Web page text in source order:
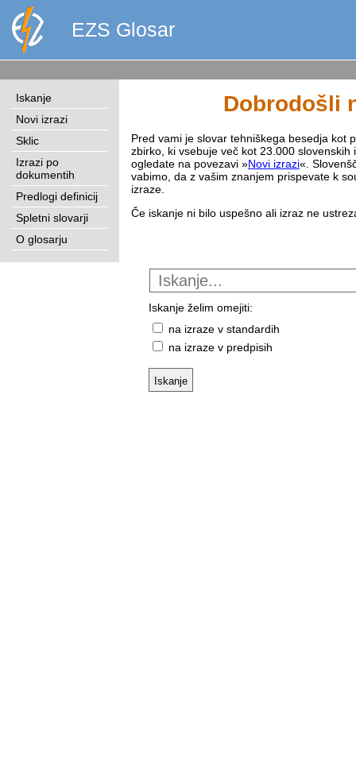
EZS Glosar
Iskanje
Novi izrazi
Sklic
Izrazi po
dokumentih
Predlogi definicij
Spletni slovarji
O glosarju
Dobrodošli
Pred vami je slovar tehniškega besedja kot
zbirko, ki vsebuje več kot 23.000
ogledate na povezavi »Novi izrazi«.
vabimo, da z vašim znanjem prispevate k
izraze.
Če iskanje ni bilo uspešno ali izraz ne
Iskanje želim omejiti:
na izraze v standardih
na izraze v predpisih